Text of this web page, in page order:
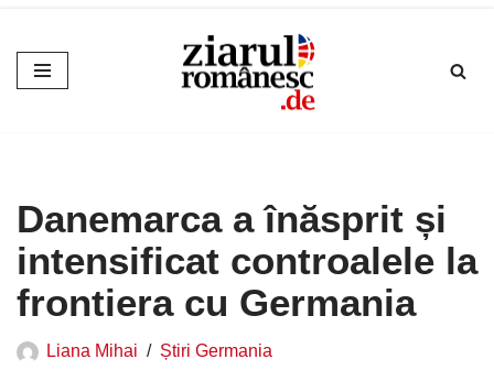
Sari
la
Danemarca a înăsprit și
intensificat controalele la
frontiera cu Germania
Liana Mihai Știri Germania